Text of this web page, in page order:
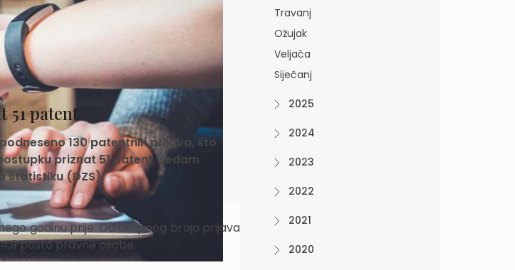
51 patent
130 patentnih prijava, što
priznat 51 patent, sedam
statistiku (DZS).
godinu prije. Od ukupnog broja prijava
posto pravne osobe.
Travanj
Ožujak
Veljača
Siječanj
2025
2024
2023
2022
2021
2020